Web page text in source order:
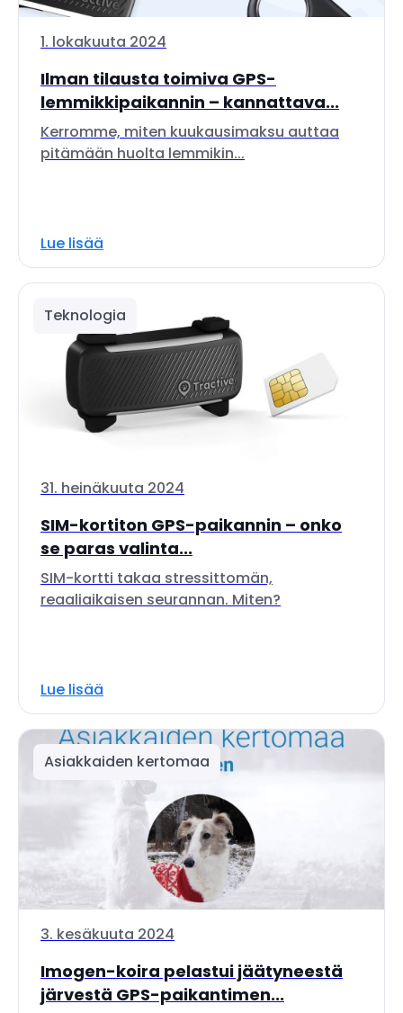
1. lokakuuta 2024
Ilman tilausta toimiva GPS-
lemmikkipaikannin – kannattava...
Kerromme, miten kuukausimaksu auttaa
pitämään huolta lemmikin...
Lue lisää
Teknologia
31. heinäkuuta 2024
SIM-kortiton GPS-paikannin – onko
se paras valinta...
SIM-kortti takaa stressittomän,
reaaliaikaisen seurannan. Miten?
Lue lisää
Asiakkaiden kertomaa
3. kesäkuuta 2024
Imogen-koira pelastui jäätyneestä
järvestä GPS-paikantimen...